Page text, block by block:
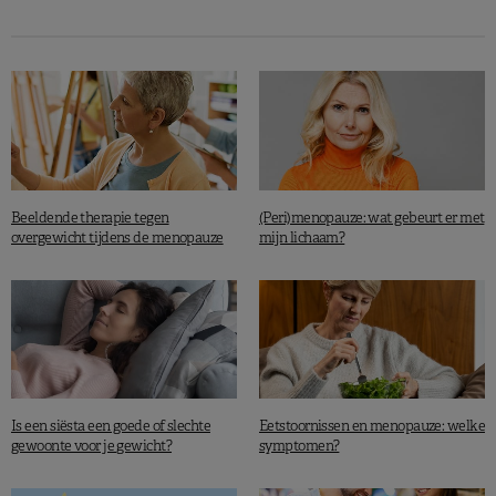
ICNARC report on COVID-19 in critical cares, 20 mars 2020.
World Obesity Dederation, Obesity ans COVID-19: Policy statement.
Beeldende therapie tegen
overgewicht tijdens de menopauze
(Peri)menopauze: wat gebeurt er met
mijn lichaam?
Is een siësta een goede of slechte
gewoonte voor je gewicht?
Eetstoornissen en menopauze: welke
symptomen?